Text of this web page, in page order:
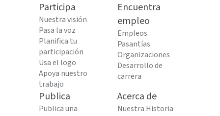
Participa
Nuestra visión
Pasa la voz
Planifica tu
participación
Usa el logo
Apoya nuestro
trabajo
Encuentra
empleo
Empleos
Pasantías
Organizaciones
Desarrollo de
carrera
Publica
Publica una
Acerca de
Nuestra Historia